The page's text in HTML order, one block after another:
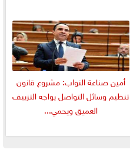
أمين صناعة النواب: مشروع قانون
تنظيم وسائل التواصل يواجه التزييف
العميق ويحمي...